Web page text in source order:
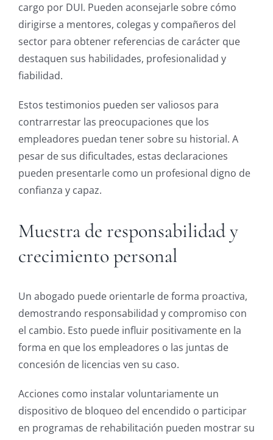
cargo por DUI. Pueden aconsejarle sobre cómo
dirigirse a mentores, colegas y compañeros del
sector para obtener referencias de carácter que
destaquen sus habilidades, profesionalidad y
fiabilidad.
Estos testimonios pueden ser valiosos para
contrarrestar las preocupaciones que los
empleadores puedan tener sobre su historial. A
pesar de sus dificultades, estas declaraciones
pueden presentarle como un profesional digno de
confianza y capaz.
Muestra de responsabilidad y
crecimiento personal
Un abogado puede orientarle de forma proactiva,
demostrando responsabilidad y compromiso con
el cambio. Esto puede influir positivamente en la
forma en que los empleadores o las juntas de
concesión de licencias ven su caso.
Acciones como instalar voluntariamente un
dispositivo de bloqueo del encendido o participar
en programas de rehabilitación pueden mostrar su